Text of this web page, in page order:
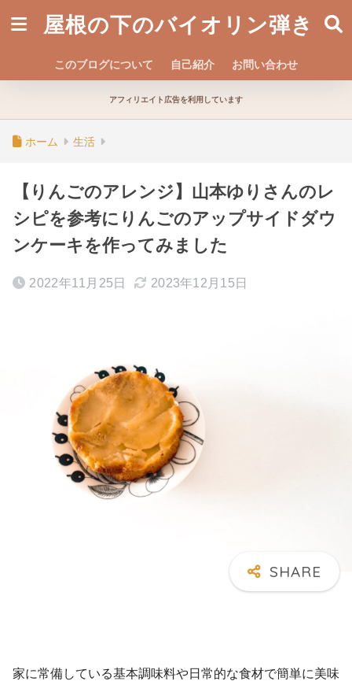
屋根の下のバイオリン弾き
このブログについて 自己紹介 お問い合わせ
アフィリエイト広告を利用しています
ホーム 生活
【りんごのアレンジ】山本ゆりさんのレ
シピを参考にりんごのアップサイドダウ
ンケーキを作ってみました
2022年11月25日 2023年12月15日
家に常備している基本調味料や日常的な食材で簡単に美味